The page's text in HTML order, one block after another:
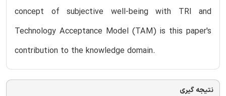
concept of subjective well-being with TRI and
Technology Acceptance Model (TAM) is this paper's
contribution to the knowledge domain.
نتیجه گیری